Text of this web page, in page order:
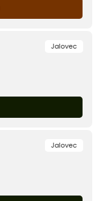
Jalovec
Jalovec